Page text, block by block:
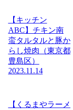
【キッチン
ABC】チキン南
蛮タルタルと豚か
らし焼肉（東京都
豊島区）
2023.11.14
【くるまやラーメ